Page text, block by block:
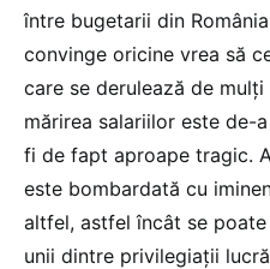
între bugetarii din
convinge oricine vrea să
care se derulează de
mărirea salariilor este de-
fi de fapt aproape tragic.
este bombardată cu
altfel, astfel încât se
unii dintre privilegiații